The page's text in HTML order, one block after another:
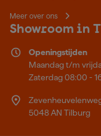
Meer over ons
Showroom in
Openingstijden
Maandag t/m
Zaterdag 08:00 -
5048 AN Tilburg